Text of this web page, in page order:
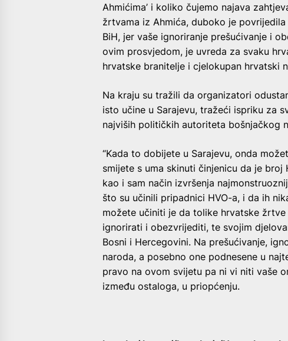
Ahmićima’ i koliko čujemo najava
žrtvama iz Ahmića, duboko je
BiH, jer vaše ignoriranje prešućivanje i
ovim prosvjedom, je uvreda za svaku
hrvatske branitelje i cjelokupan hrvatski
Na kraju su tražili da organizatori
isto učine u Sarajevu, tražeći ispriku za
najviših političkih autoriteta bošnjačkog
“Kada to dobijete u Sarajevu, onda
smijete s uma skinuti činjenicu da je
kao i sam način izvršenja
što su učinili pripadnici HVO-a, i da ih
možete učiniti je da tolike hrvatske
ignorirati i obezvrijediti, te svojim
Bosni i Hercegovini. Na prešućivanje,
naroda, a posebno one podnesene u
pravo na ovom svijetu pa ni vi niti vaše
između ostaloga, u priopćenju.